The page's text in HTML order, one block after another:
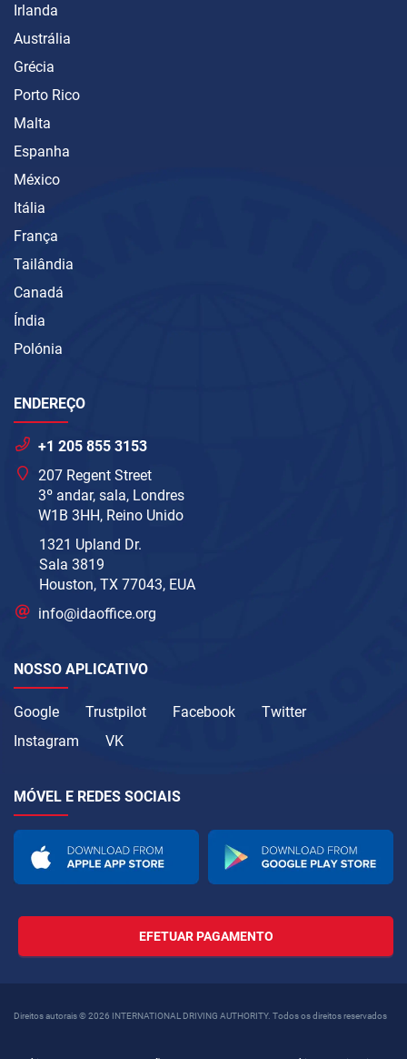
Irlanda
Austrália
Grécia
Porto Rico
Malta
Espanha
México
Itália
França
Tailândia
Canadá
Índia
Polónia
ENDEREÇO
+1 205 855 3153
207 Regent Street
3º andar, sala, Londres
W1B 3HH, Reino Unido
1321 Upland Dr.
Sala 3819
Houston, TX 77043, EUA
info@idaoffice.org
NOSSO APLICATIVO
Google Trustpilot Facebook
Twitter
Instagram
VK
MÓVEL E REDES SOCIAIS
EFETUAR PAGAMENTO
Direitos autorais © 2026 INTERNATIONAL DRIVING AUTHORITY. Todos os direitos reservados